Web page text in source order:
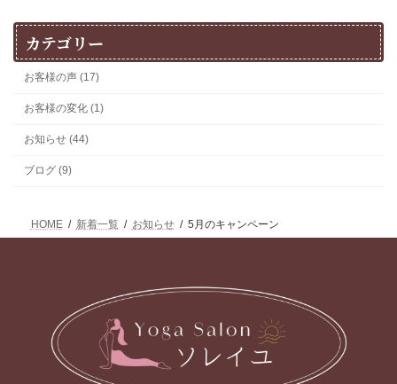
カテゴリー
お客様の声 (17)
お客様の変化 (1)
お知らせ (44)
ブログ (9)
HOME 新着一覧 お知らせ 5月のキャンペーン